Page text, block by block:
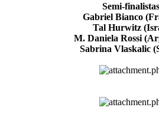
Semi-
Gabriel Bianco
Tal Hurwitz
M. Daniela Rossi
Sabrina Vlaskalic